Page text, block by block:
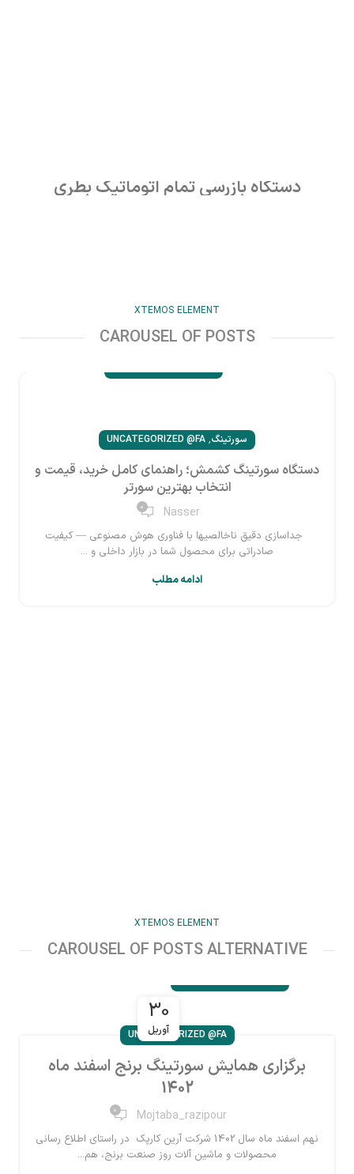
دستگاه بازرسی تمام اتوماتیک بطری
XTEMOS ELEMENT
CAROUSEL OF POSTS
سورتینگ,
UNCATEGORIZED @FA
دستگاه سورتینگ کشمش؛ راهنمای کامل خرید، قیمت و
انتخاب بهترین سورتر
Nasser
0
جداسازی دقیق ناخالصیها با فناوری هوش مصنوعی — کیفیت
صادراتی برای محصول شما در بازار داخلی و ...
ادامه مطلب
XTEMOS ELEMENT
CAROUSEL OF POSTS ALTERNATIVE
30
آوریل
UNCATEGORIZED @FA
برگزاری همایش سورتینگ برنج اسفند ماه
1402
Mojtaba_razipour
0
نهم اسفند ماه سال 1402 شرکت آرین کارپک در راستای اطلاع رسانی
محصولات و ماشین آلات روز صنعت برنج، هم...